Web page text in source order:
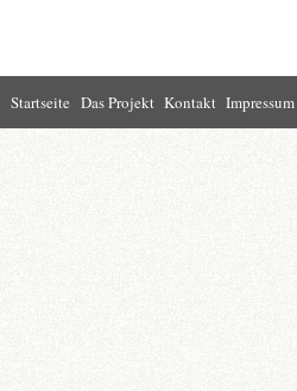
Startseite
Leben in Bad
Homburg
Kultur Wirtschaft
Startseite Das Projekt Kontakt Impressum